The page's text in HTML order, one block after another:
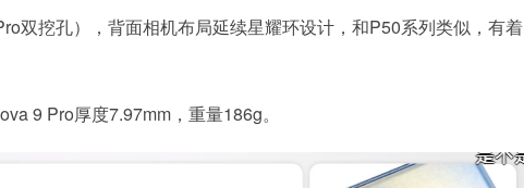
双挖孔），背面相机布局延续星耀环设计，和P50系列类似，有着
9 Pro厚度7.97mm，重量186g。